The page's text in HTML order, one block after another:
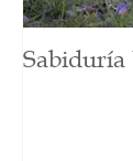
Sabiduría